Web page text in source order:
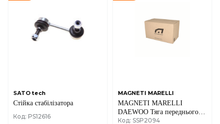
FORD
GMC
SATO tech
Стійка стабілізатора
Код: PS12616
MAGNETI MARELLI
MAGNETI MARELLI
DAEWOO Тяга переднього
стабілізатора лев. Leganza
Код: SSP2094